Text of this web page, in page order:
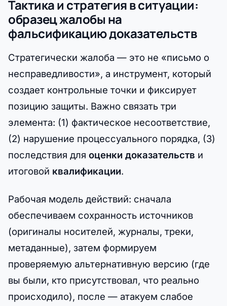
Тактика и стратегия в ситуации:
образец жалобы на
фальсификацию доказательств
Стратегически жалоба — это не «письмо о
несправедливости», а инструмент, который
создает контрольные точки и фиксирует
позицию защиты. Важно связать три
элемента: (1) фактическое несоответствие,
(2) нарушение процессуального порядка, (3)
последствия для оценки доказательств и
итоговой квалификации.
Рабочая модель действий: сначала
обеспечиваем сохранность источников
(оригиналы носителей, журналы, треки,
метаданные), затем формируем
проверяемую альтернативную версию (где
вы были, кто присутствовал, что реально
происходило), после — атакуем слабое